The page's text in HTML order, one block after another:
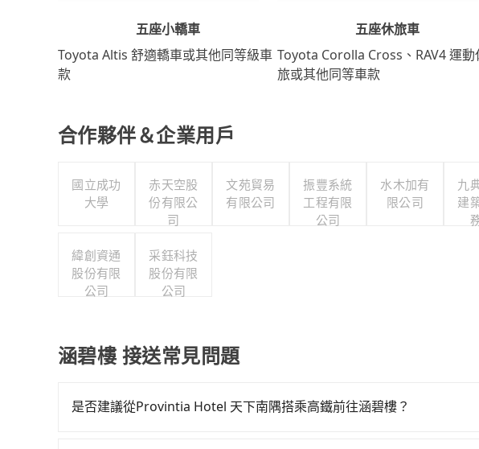
五座小轎車
Toyota Altis 舒適轎車或其他同等級車
款
五座休旅車
Toyota Corolla Cross、RAV4 運動
旅或其他同等車款
合作夥伴＆企業用戶
國立成功
大學
赤天空股
份有限公
司
文苑貿易
有限公司
振豐系統
工程有限
公司
水木加有
限公司
九
建
緯創資通
股份有限
公司
采鈺科技
股份有限
公司
涵碧樓 接送常見問題
是否建議從Provintia Hotel 天下南隅搭乘高鐵前往涵碧樓？